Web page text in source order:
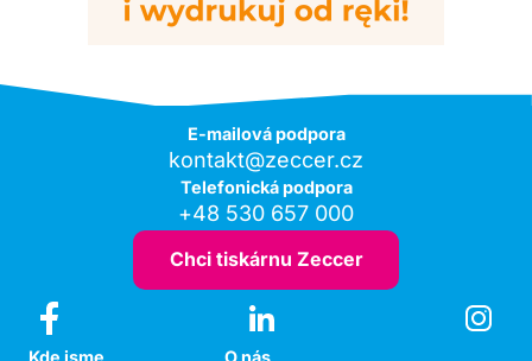
E-mailová podpora
kontakt@zeccer.cz
Telefonická podpora
+48 530 657 000
Chci tiskárnu Zeccer